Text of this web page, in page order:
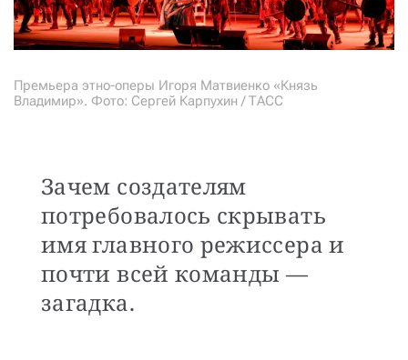
Премьера этно-оперы Игоря Матвиенко «Князь
Владимир». Фото: Сергей Карпухин / ТАСС
Зачем создателям
потребовалось скрывать
имя главного режиссера и
почти всей команды —
загадка.